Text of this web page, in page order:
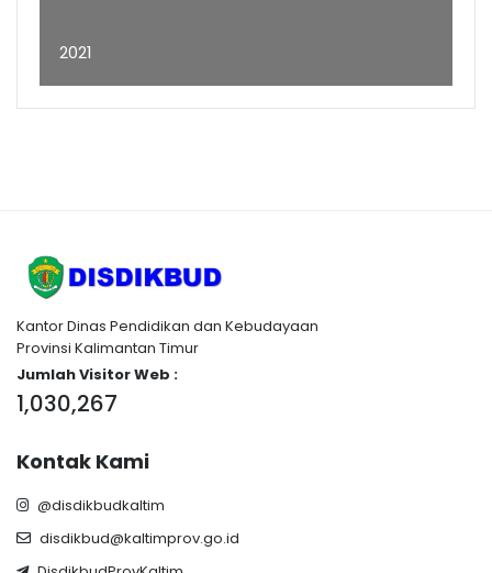
2021
Kantor Dinas Pendidikan dan Kebudayaan
Provinsi Kalimantan Timur
Jumlah Visitor Web :
1,030,267
Kontak Kami
@disdikbudkaltim
disdikbud@kaltimprov.go.id